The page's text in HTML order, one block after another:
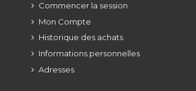
Commencer la session
Mon Compte
Historique des achats
Informations personnelles
Adresses